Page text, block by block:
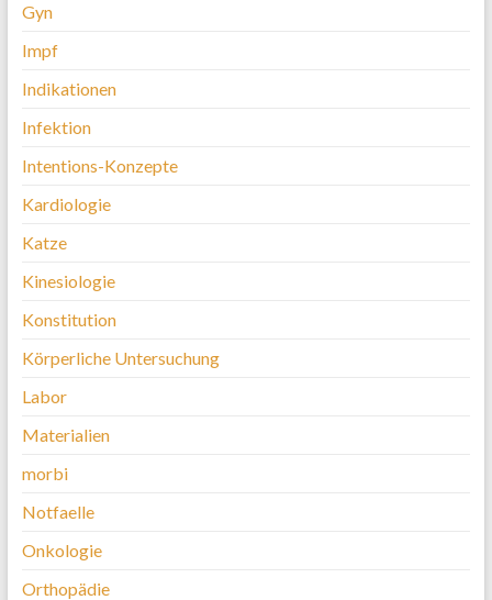
Gyn
Impf
Indikationen
Infektion
Intentions-Konzepte
Kardiologie
Katze
Kinesiologie
Konstitution
Körperliche Untersuchung
Labor
Materialien
morbi
Notfaelle
Onkologie
Orthopädie